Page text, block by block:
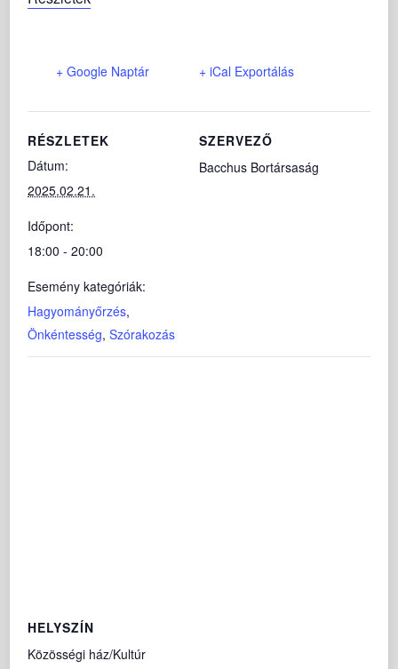
+ Google Naptár + iCal Exportálás
RÉSZLETEK
Dátum:
2025.02.21.
Időpont:
18:00 - 20:00
Esemény kategóriák:
Hagyományőrzés,
Önkéntesség,Szórakozás
SZERVEZŐ
Bacchus Bortársaság
HELYSZÍN
Közösségi ház/Kultúr